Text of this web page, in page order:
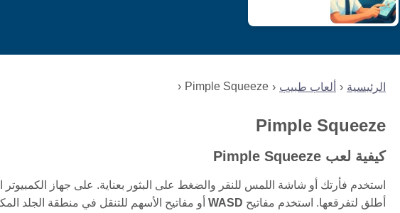
الرئيسية ألعاب طبيب Pimple Squeeze
Pimple Squeeze
كيفية لعب Pimple Squeeze
استخدم فأرتك أو شاشة اللمس للنقر والضغط على البثور بعناية. على جهاز
أطلق لتفرقعها. استخدم مفاتيح WASD أو مفاتيح الأسهم للتنقل في منطقة الجلد